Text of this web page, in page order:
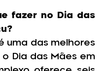
fazer no Dia das
uma das melhores
Dia das Mães em